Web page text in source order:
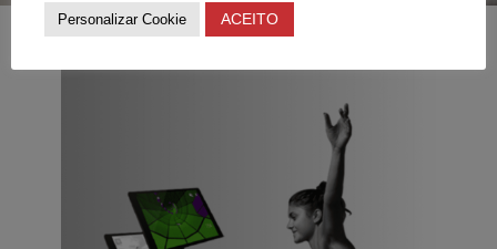
Personalizar Cookie ACEITO